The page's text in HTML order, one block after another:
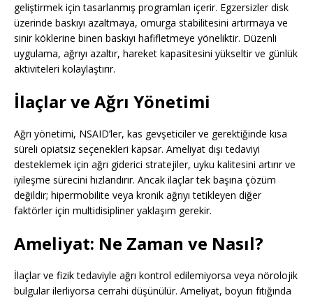
geliştirmek için tasarlanmış programları içerir. Egzersizler disk
üzerinde baskıyı azaltmaya, omurga stabilitesini artırmaya ve
sinir köklerine binen baskıyı hafifletmeye yöneliktir. Düzenli
uygulama, ağrıyı azaltır, hareket kapasitesini yükseltir ve günlük
aktiviteleri kolaylaştırır.
İlaçlar ve Ağrı Yönetimi
Ağrı yönetimi, NSAID’ler, kas gevşeticiler ve gerektiğinde kısa
süreli opiatsiz seçenekleri kapsar. Ameliyat dışı tedaviyi
desteklemek için ağrı giderici stratejiler, uyku kalitesini artırır ve
iyileşme sürecini hızlandırır. Ancak ilaçlar tek başına çözüm
değildir; hipermobilite veya kronik ağrıyı tetikleyen diğer
faktörler için multidisipliner yaklaşım gerekir.
Ameliyat: Ne Zaman ve Nasıl?
İlaçlar ve fizik tedaviyle ağrı kontrol edilemiyorsa veya nörolojik
bulgular ilerliyorsa cerrahi düşünülür. Ameliyat, boyun fıtığında